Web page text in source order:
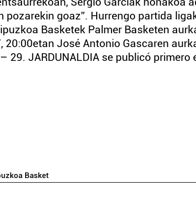
pozarekin goaz”. Hurrengo partida
Basketek Palmer Basketen
20:00etan José Antonio Gascaren
29. JARDUNALDIA se publicó primero
Basket